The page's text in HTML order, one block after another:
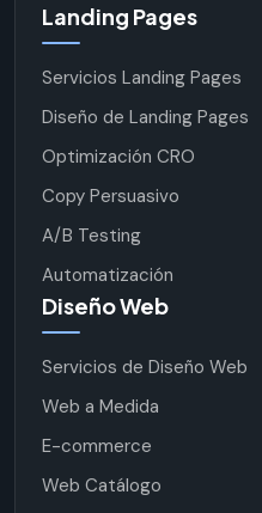
Landing Pages
Servicios Landing Pages
Diseño de Landing Pages
Optimización CRO
Copy Persuasivo
A/B Testing
Automatización
Diseño Web
Servicios de Diseño Web
Web a Medida
E-commerce
Web Catálogo